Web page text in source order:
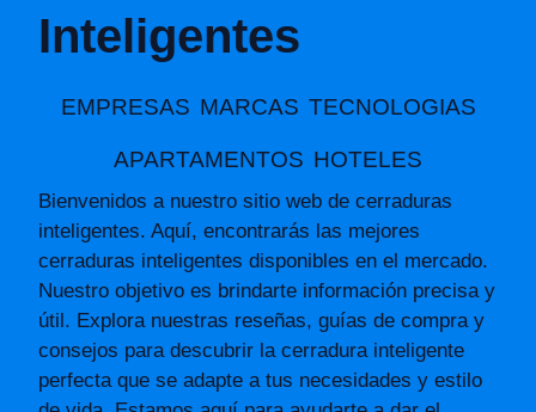
Inteligentes
EMPRESAS MARCAS TECNOLOGIAS
APARTAMENTOS HOTELES
Bienvenidos a nuestro sitio web de cerraduras
inteligentes. Aquí, encontrarás las mejores
cerraduras inteligentes disponibles en el mercado.
Nuestro objetivo es brindarte información precisa y
útil. Explora nuestras reseñas, guías de compra y
consejos para descubrir la cerradura inteligente
perfecta que se adapte a tus necesidades y estilo